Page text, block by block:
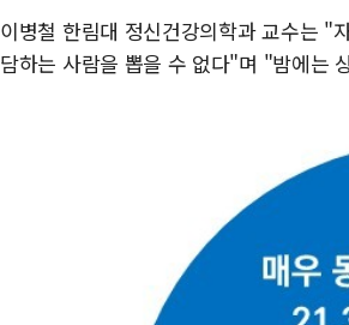
이병철 한림대 정신건강의학과 교수는 "
담하는 사람을 뽑을 수 없다"며 "밤에는